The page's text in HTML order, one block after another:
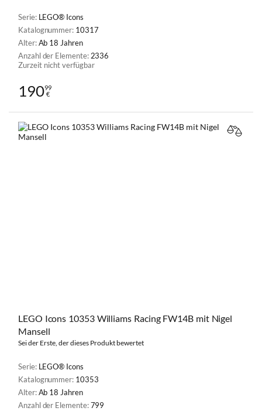
Serie: LEGO® Icons
Katalognummer: 10317
Alter:Ab 18 Jahren
Anzahl der Elemente:2336
Zurzeit nicht verfügbar
19099
€
LEGO Icons 10353 Williams Racing FW14B mit Nigel
Mansell
Sei der Erste, der dieses Produkt bewertet
Serie: LEGO® Icons
Katalognummer: 10353
Alter:Ab 18 Jahren
Anzahl der Elemente:799